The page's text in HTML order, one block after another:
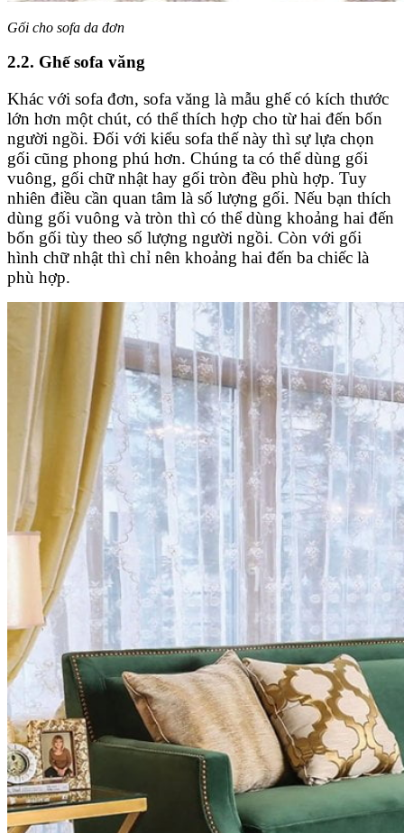
Gối cho sofa da đơn
2.2. Ghế sofa văng
Khác với sofa đơn, sofa văng là mẫu ghế có kích thước
lớn hơn một chút, có thể thích hợp cho từ hai đến bốn
người ngồi. Đối với kiểu sofa thế này thì sự lựa chọn
gối cũng phong phú hơn. Chúng ta có thể dùng gối
vuông, gối chữ nhật hay gối tròn đều phù hợp. Tuy
nhiên điều cần quan tâm là số lượng gối. Nếu bạn thích
dùng gối vuông và tròn thì có thể dùng khoảng hai đến
bốn gối tùy theo số lượng người ngồi. Còn với gối
hình chữ nhật thì chỉ nên khoảng hai đến ba chiếc là
phù hợp.